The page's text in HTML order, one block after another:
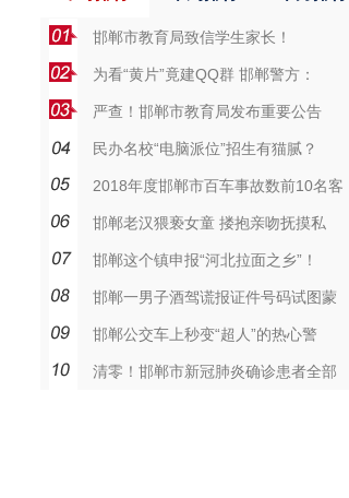
邯郸市教育局致信学生家长！
为看“黄片”竟建QQ群 邯郸警方：
严查！邯郸市教育局发布重要公告
民办名校“电脑派位”招生有猫腻？
2018年度邯郸市百车事故数前10名客
邯郸老汉猥亵女童 搂抱亲吻抚摸私
邯郸这个镇申报“河北拉面之乡”！
邯郸一男子酒驾谎报证件号码试图蒙
邯郸公交车上秒变“超人”的热心警
清零！邯郸市新冠肺炎确诊患者全部